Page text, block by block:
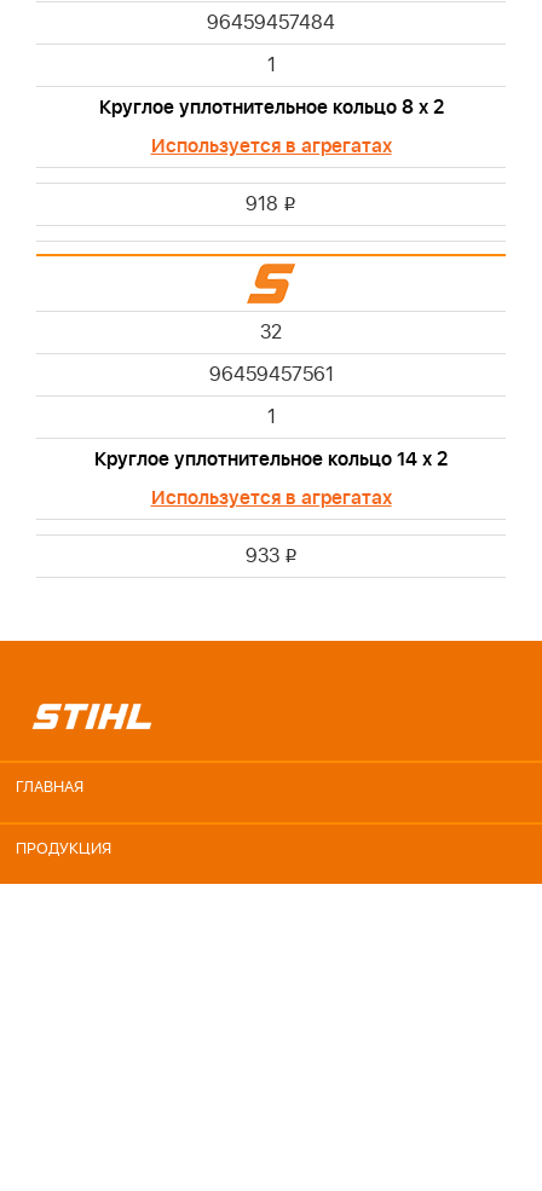
96459457484
1
Круглое уплотнительное кольцо 8 х 2
Используется в агрегатах
918 i
32
96459457561
1
Круглое уплотнительное кольцо 14 х 2
Используется в агрегатах
933 i
ГЛАВНАЯ
ПРОДУКЦИЯ